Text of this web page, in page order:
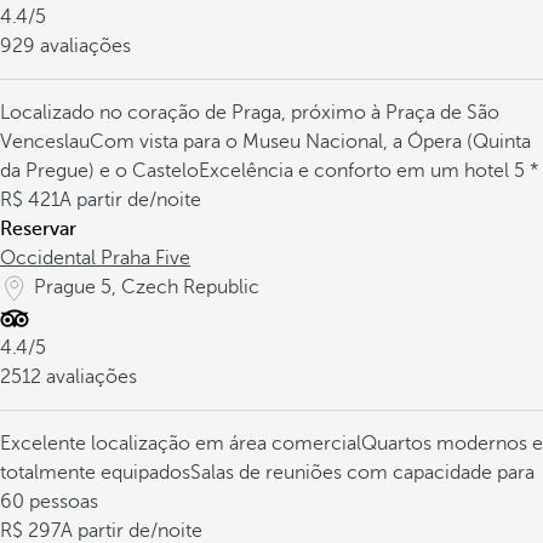
4.4/5
929 avaliações
Localizado no coração de Praga, próximo à Praça de São
VenceslauCom vista para o Museu Nacional, a Ópera (Quinta
da Pregue) e o CasteloExcelência e conforto em um hotel 5 *
A partir de
421
/noite
Reservar
Occidental Praha Five
Prague 5, Czech Republic
4.4/5
2512 avaliações
Excelente localização em área comercialQuartos modernos e
totalmente equipadosSalas de reuniões com capacidade para
60 pessoas
A partir de
297
/noite